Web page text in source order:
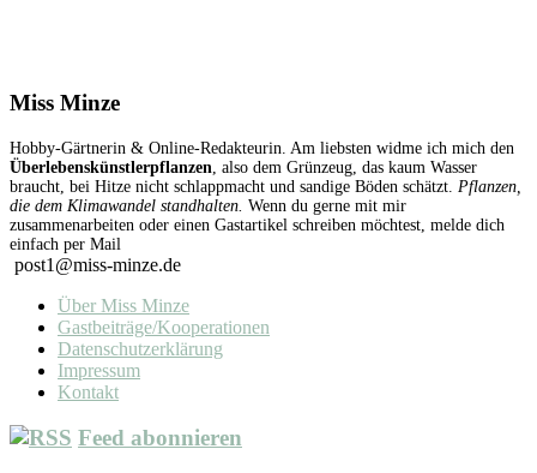
Miss Minze
Hobby-Gärtnerin & Online-Redakteurin. Am liebsten widme ich mich den
Überlebenskünstlerpflanzen , also dem Grünzeug, das kaum Wasser
braucht, bei Hitze nicht schlappmacht und sandige Böden schätzt. Pflanzen,
die dem Klimawandel standhalten. Wenn du gerne mit mir
zusammenarbeiten oder einen Gastartikel schreiben möchtest, melde dich
einfach per Mail
post1@miss-minze.de
Über Miss Minze
Gastbeiträge/Kooperationen
Datenschutzerklärung
Impressum
Kontakt
Feed abonnieren